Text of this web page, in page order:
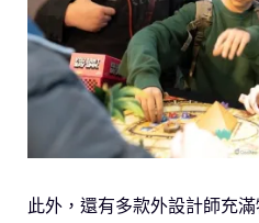
此外，還有多款外設計師充